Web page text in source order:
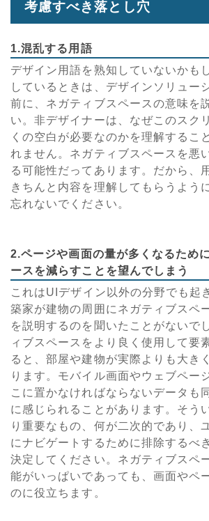
考慮すべき落とし穴
1.混乱する用語
デザイン用語を熟知していないかも
しているときは、デザインソリュー
前に、ネガティブスペースの意味を
い。非デザイナーは、なぜこのスク
くの空白が必要なのかを理解するこ
れません。ネガティブスペースを悪
る可能性だってあります。だから、
きちんと内容を理解してもらうよう
忘れないでください。
2.ページや画面の量が多くなるため
ースを減らすことを望んでしまう
これはUIデザイン以外の分野でも起
築家が建物の周囲にネガティブスペ
を説明するのを聞いたことがないで
ィブスペースをより良く使用して要
ると、部屋や建物が実際よりも大き
ります。モバイル画面やウェブペー
こに置かなければならないデータも
に感じられることがあります。そう
り重要なもの、何が二次的であり、
にナビゲートするために排除するべ
決定してください。ネガティブスペ
能がいっぱいであっても、画面やペ
のに役立ちます。